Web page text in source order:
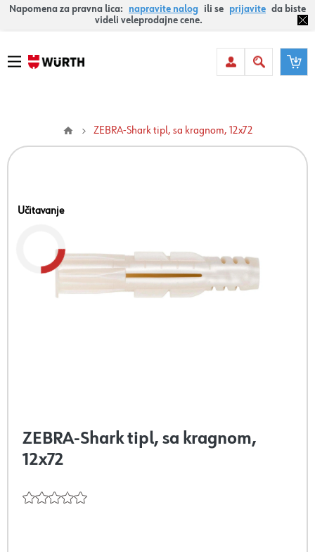
Napomena za pravna lica: napravite nalog ili se prijavite da biste
videli veleprodajne cene.
ZEBRA-Shark tipl, sa kragnom, 12x72
Učitavanje
ZEBRA-Shark tipl, sa kragnom,
12x72